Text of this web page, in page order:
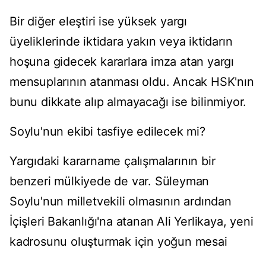
Bir diğer eleştiri ise yüksek yargı
üyeliklerinde iktidara yakın veya iktidarın
hoşuna gidecek kararlara imza atan yargı
mensuplarının atanması oldu. Ancak HSK'nın
bunu dikkate alıp almayacağı ise bilinmiyor.
Soylu'nun ekibi tasfiye edilecek mi?
Yargıdaki kararname çalışmalarının bir
benzeri mülkiyede de var. Süleyman
Soylu'nun milletvekili olmasının ardından
İçişleri Bakanlığı'na atanan Ali Yerlikaya, yeni
kadrosunu oluşturmak için yoğun mesai